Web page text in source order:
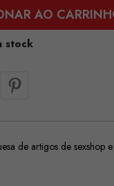
AO
stock
de artigos de sexshop